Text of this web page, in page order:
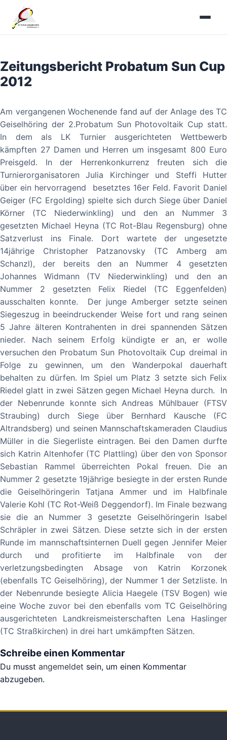
Inhalt
springen
Zeitungsbericht Probatum Sun Cup
2012
Am vergangenen Wochenende fand auf der Anlage des TC
Geiselhöring der 2.Probatum Sun Photovoltaik Cup statt.
In dem als LK Turnier ausgerichteten Wettbewerb
kämpften 27 Damen und Herren um insgesamt 800 Euro
Preisgeld. In der Herrenkonkurrenz freuten sich die
Turnierorganisatoren Julia Kirchinger und Steffi Hutter
über ein hervorragend besetztes 16er Feld. Favorit Daniel
Geiger (FC Ergolding) spielte sich durch Siege über Daniel
Körner (TC Niederwinkling) und den an Nummer 3
gesetzten Michael Heyna (TC Rot-Blau Regensburg) ohne
Satzverlust ins Finale. Dort wartete der ungesetzte
14jährige Christopher Patzanovsky (TC Amberg am
Schanzl), der bereits den an Nummer 4 gesetzten
Johannes Widmann (TV Niederwinkling) und den an
Nummer 2 gesetzten Felix Riedel (TC Eggenfelden)
ausschalten konnte. Der junge Amberger setzte seinen
Siegeszug in beeindruckender Weise fort und rang seinen
5 Jahre älteren Kontrahenten in drei spannenden Sätzen
nieder. Nach seinem Erfolg kündigte er an, er wolle
versuchen den Probatum Sun Photovoltaik Cup dreimal in
Folge zu gewinnen, um den Wanderpokal dauerhaft
behalten zu dürfen. Im Spiel um Platz 3 setzte sich Felix
Riedel glatt in zwei Sätzen gegen Michael Heyna durch. In
der Nebenrunde konnte sich Andreas Mühlbauer (FTSV
Straubing) durch Siege über Bernhard Kausche (FC
Altrandsberg) und seinen Mannschaftskameraden Claudius
Müller in die Siegerliste eintragen. Bei den Damen durfte
sich Katrin Altenhofer (TC Plattling) über den von Sponsor
Sebastian Rammel überreichten Pokal freuen. Die an
Nummer 2 gesetzte 19jährige besiegte in der ersten Runde
die Geiselhöringerin Tatjana Ammer und im Halbfinale
Valerie Kohl (TC Rot-Weiß Deggendorf). Im Finale bezwang
sie die an Nummer 3 gesetzte Geiselhöringerin Isabel
Schräpler in zwei Sätzen. Diese setzte sich in der ersten
Runde im mannschaftsinternen Duell gegen Jennifer Meier
durch und profitierte im Halbfinale von der
verletzungsbedingten Absage von Katrin Korzonek
(ebenfalls TC Geiselhöring), der Nummer 1 der Setzliste. In
der Nebenrunde besiegte Alicia Haegele (TSV Bogen) wie
eine Woche zuvor bei den ebenfalls vom TC Geiselhöring
ausgerichteten Landkreismeisterschaften Lena Haslinger
(TC Straßkirchen) in drei hart umkämpften Sätzen.
Schreibe einen Kommentar
Du musst angemeldet sein, um einen Kommentar
abzugeben.